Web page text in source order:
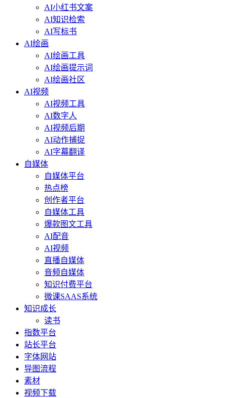
AI小红书文案
AI知识检索
AI写标书
AI绘画
AI绘画工具
AI绘画提示词
AI绘画社区
AI视频
AI视频工具
AI数字人
AI视频后期
AI动作捕捉
AI字幕翻译
自媒体
自媒体平台
热点榜
创作者平台
自媒体工具
爆款图文工具
AI配音
AI视频
直播自媒体
音频自媒体
知识付费平台
微课SAAS系统
知识成长
读书
指数平台
站长平台
字体网站
导图流程
素材
视频下载